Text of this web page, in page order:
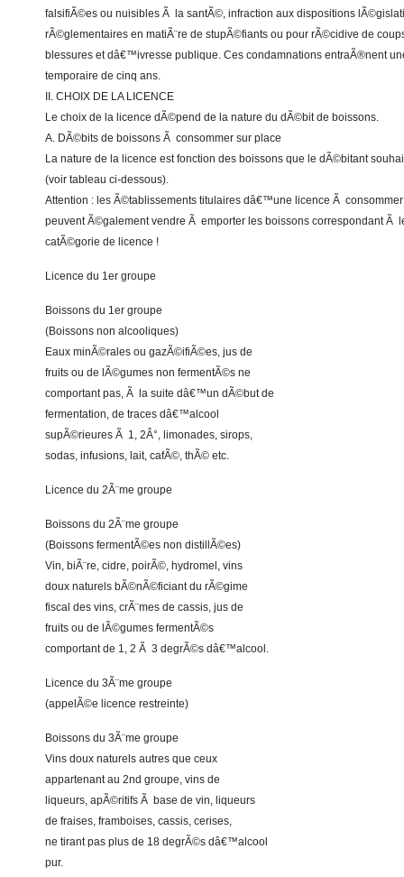
falsifiÃ©es ou nuisibles Ã la santÃ©, infraction aux dispositions
rÃ©glementaires en matiÃ¨re de stupÃ©fiants ou pour rÃ©cidive de
blessures et dâ€™ivresse publique. Ces condamnations entraÃ®nent
temporaire de cinq ans.
II. CHOIX DE LA LICENCE
Le choix de la licence dÃ©pend de la nature du dÃ©bit de boissons.
A. DÃ©bits de boissons Ã consommer sur place
La nature de la licence est fonction des boissons que le dÃ©bitant
(voir tableau ci-dessous).
Attention : les Ã©tablissements titulaires dâ€™une licence Ã
peuvent Ã©galement vendre Ã emporter les boissons correspondant Ã
catÃ©gorie de licence !
Licence du 1er groupe
Boissons du 1er groupe
(Boissons non alcooliques)
Eaux minÃ©rales ou gazÃ©ifiÃ©es, jus de
fruits ou de lÃ©gumes non fermentÃ©s ne
comportant pas, Ã la suite dâ€™un dÃ©but de
fermentation, de traces dâ€™alcool
supÃ©rieures Ã 1, 2Â°, limonades, sirops,
sodas, infusions, lait, cafÃ©, thÃ© etc.
Licence du 2Ã¨me groupe
Boissons du 2Ã¨me groupe
(Boissons fermentÃ©es non distillÃ©es)
Vin, biÃ¨re, cidre, poirÃ©, hydromel, vins
doux naturels bÃ©nÃ©ficiant du rÃ©gime
fiscal des vins, crÃ¨mes de cassis, jus de
fruits ou de lÃ©gumes fermentÃ©s
comportant de 1, 2 Ã 3 degrÃ©s dâ€™alcool.
Licence du 3Ã¨me groupe
(appelÃ©e licence restreinte)
Boissons du 3Ã¨me groupe
Vins doux naturels autres que ceux
appartenant au 2nd groupe, vins de
liqueurs, apÃ©ritifs Ã base de vin, liqueurs
de fraises, framboises, cassis, cerises,
ne tirant pas plus de 18 degrÃ©s dâ€™alcool
pur.